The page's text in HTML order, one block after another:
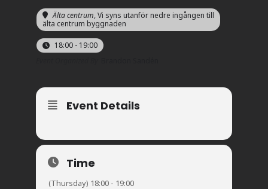
Älta centrum, Vi syns utanför nedre ingången till
älta centrum byggnaden
18:00 - 19:00
Event Details
Time
(Thursday) 18:00 - 19:00